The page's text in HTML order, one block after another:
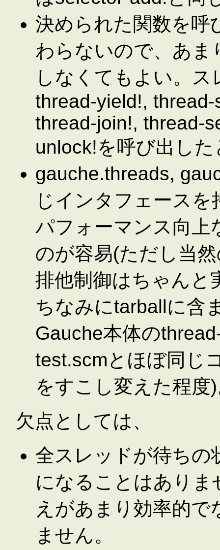
決められた関数を呼
わらないので、あ
しなくてもよい。
thread-yield!,
thread-join!, thread-
unlock!を呼び出し
gauche.threads,
じインタフェース
パフォーマンス向上
のが容易(ただし当
排他制御はちゃんと
ちなみにtarballに含
Gauche本体の
test.scmとほぼ同じ
をすこし変えた程度
欠点としては、
全スレッドが待ちの
になることはあり
えがあまり効率的
ません。